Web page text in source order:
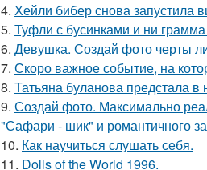
4. Хейли бибер снова запустила
5. Туфли с бусинками и ни
6. Девушка. Создай фото черты
7. Скоро важное событие, на
8. Татьяна буланова предстала
9. Создай фото. Максимально
"Сафари - шик" и романтичного
10. Как научиться слушать себя.
11. Dolls of the World 1996.